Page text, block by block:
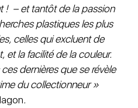
! – et tantôt de la passion
plastiques les plus
celles qui excluent de
et la facilité de la couleur.
dernières que se révèle
du collectionneur »
.